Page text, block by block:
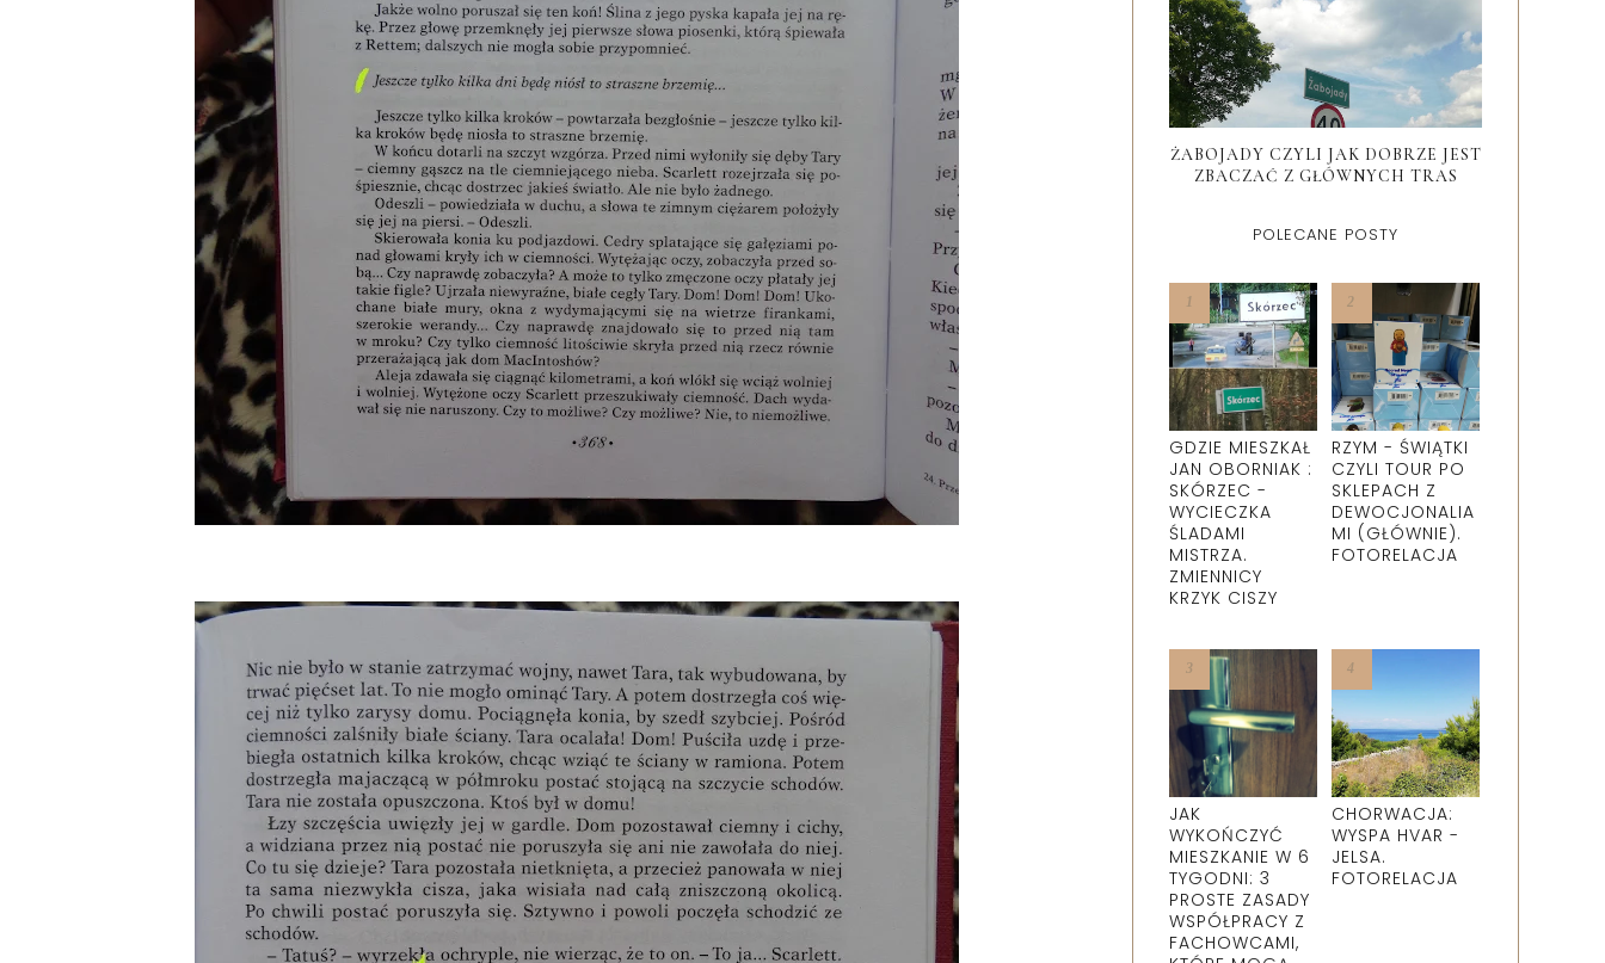
ŻABOJADY CZYLI JAK DOBRZE JEST
ZBACZAĆ Z GŁÓWNYCH TRAS
POLECANE POSTY
GDZIE MIESZKAŁ
JAN OBORNIAK :
SKÓRZEC -
WYCIECZKA
ŚLADAMI
MISTRZA.
ZMIENNICY
KRZYK CISZY
RZYM - ŚWIĄTKI
CZYLI TOUR PO
SKLEPACH Z
DEWOCJONALIA
MI (GŁÓWNIE).
FOTORELACJA
JAK
WYKOŃCZYĆ
MIESZKANIE W 6
TYGODNI: 3
PROSTE ZASADY
WSPÓŁPRACY Z
FACHOWCAMI,
CHORWACJA:
WYSPA HVAR -
JELSA.
FOTORELACJA